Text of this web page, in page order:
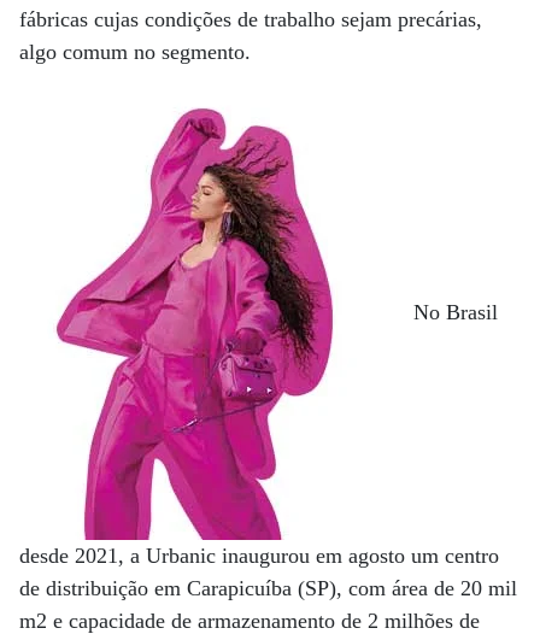
fábricas cujas condições de trabalho sejam precárias,
algo comum no segmento.
No Brasil
desde 2021, a Urbanic inaugurou em agosto um centro
de distribuição em Carapicuíba (SP), com área de 20 mil
m2 e capacidade de armazenamento de 2 milhões de